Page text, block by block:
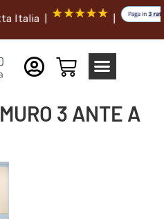
Italia | |
3 ANTE A